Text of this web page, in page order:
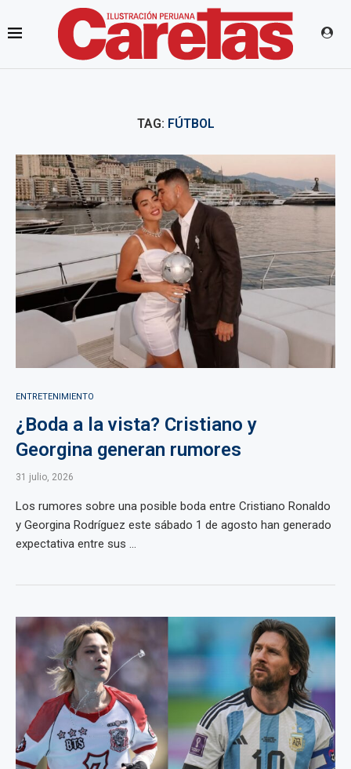
TAG: FÚTBOL
ENTRETENIMIENTO
¿Boda a la vista? Cristiano y
Georgina generan rumores
31 julio, 2026
Los rumores sobre una posible boda entre Cristiano Ronaldo
y Georgina Rodríguez este sábado 1 de agosto han generado
expectativa entre sus ...